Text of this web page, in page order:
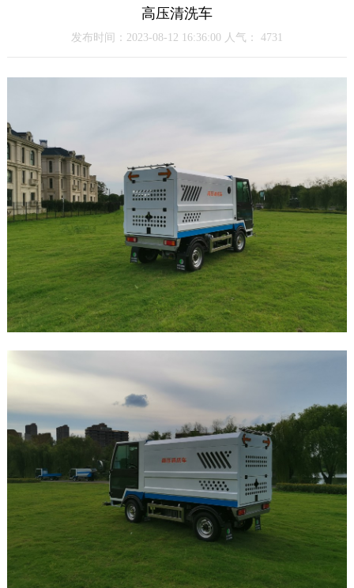
高压清洗车
发布时间：2023-08-12 16:36:00 人气： 4731